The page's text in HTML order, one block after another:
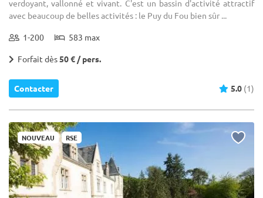
verdoyant, vallonné et vivant. C'est un bassin d'activité attractif
avec beaucoup de belles activités : le Puy du Fou bien sûr ...
1-200 583 max
Forfait dès50 € / pers.
Contacter 5.0 (1)
NOUVEAU RSE